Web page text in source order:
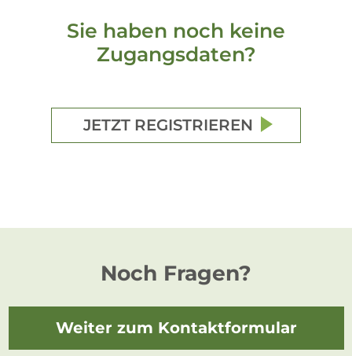
Sie haben noch keine
Zugangsdaten?
JETZT REGISTRIEREN
Noch Fragen?
Weiter zum Kontaktformular